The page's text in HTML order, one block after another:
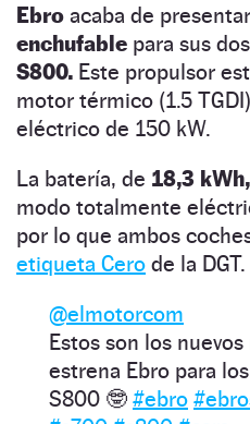
Ebro acaba de
enchufable para sus
S800. Este propulsor
motor térmico (1.5
eléctrico de 150 kW.
La batería, de 18,3 kWh,
modo totalmente
por lo que ambos
etiqueta Cero de la DGT.
@elmotorcom
Estos son los
estrena Ebro para
S800 🤓 #ebro